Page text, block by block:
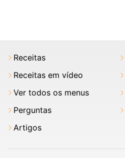
Receitas
Receitas em vídeo
Ver todos os menus
Perguntas
Artigos